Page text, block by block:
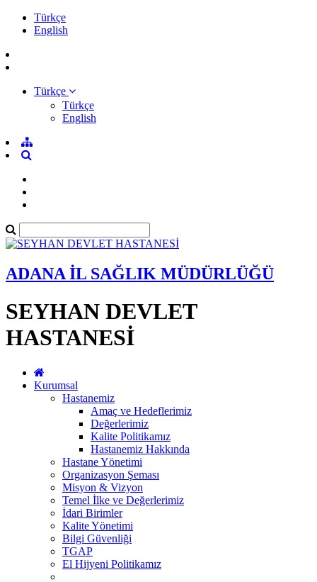
Türkçe
English
Türkçe
Türkçe
English
ADANA İL SAĞLIK MÜDÜRLÜĞÜ
SEYHAN DEVLET
HASTANESİ
Kurumsal
Hastanemiz
Amaç ve Hedeflerimiz
Değerlerimiz
Kalite Politikamız
Hastanemiz Hakkında
Hastane Yönetimi
Organizasyon Şeması
Misyon & Vizyon
Temel İlke ve Değerlerimiz
İdari Birimler
Kalite Yönetimi
Bilgi Güvenliği
TGAP
El Hijyeni Politikamız